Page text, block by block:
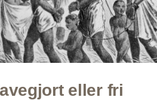
eller fri